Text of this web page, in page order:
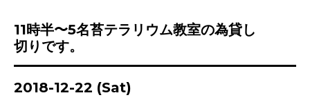
11時半〜5名苔テラリウム教室の為貸し
切りです。
2018-12-22 (Sat)